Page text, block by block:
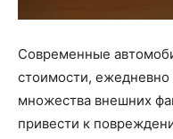
Современные
стоимости, ежедневно
множества внешних
привести к